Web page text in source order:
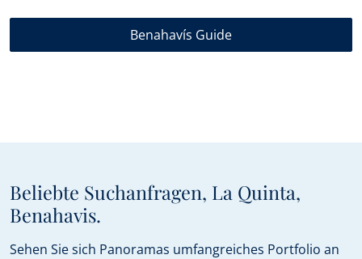
Benahavís Guide
Beliebte Suchanfragen, La Quinta,
Benahavis.
Sehen Sie sich Panoramas umfangreiches Portfolio an